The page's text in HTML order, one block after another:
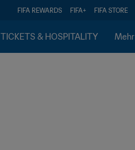
FIFA REWARDS FIFA+ FIFA STORE
TICKETS & HOSPITALITY Mehr